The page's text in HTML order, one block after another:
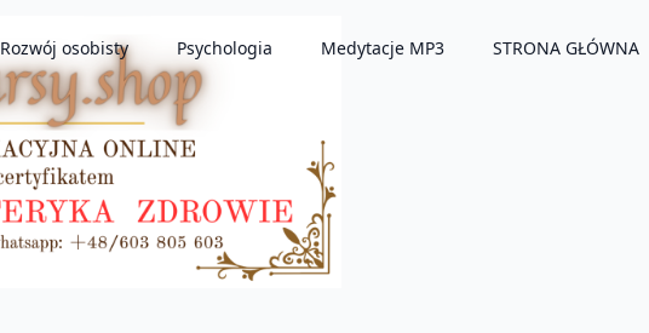
Rozwój osobisty Psychologia Medytacje MP3 STRONA GŁÓWNA